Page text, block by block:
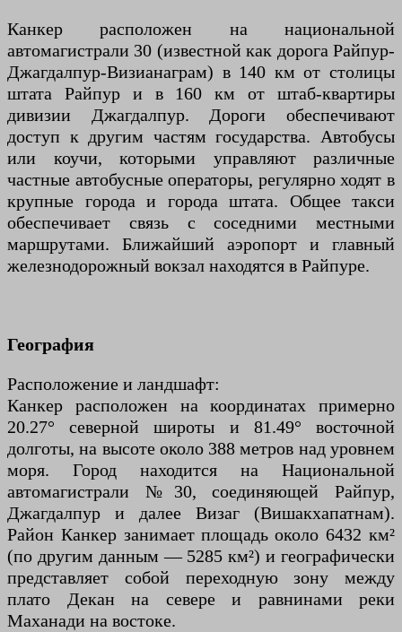
Канкер расположен на национальной
автомагистрали 30 (известной как дорога Райпур-
Джагдалпур-Визианаграм) в 140 км от столицы
штата Райпур и в 160 км от штаб-квартиры
дивизии Джагдалпур. Дороги обеспечивают
доступ к другим частям государства. Автобусы
или коучи, которыми управляют различные
частные автобусные операторы, регулярно ходят в
крупные города и города штата. Общее такси
обеспечивает связь с соседними местными
маршрутами. Ближайший аэропорт и главный
железнодорожный вокзал находятся в Райпуре.
География
Расположение и ландшафт:
Канкер расположен на координатах примерно
20.27° северной широты и 81.49° восточной
долготы, на высоте около 388 метров над уровнем
моря. Город находится на Национальной
автомагистрали №30, соединяющей Райпур,
Джагдалпур и далее Визаг (Вишакхапатнам).
Район Канкер занимает площадь около 6432 км²
(по другим данным — 5285 км²) и географически
представляет собой переходную зону между
плато Декан на севере и равнинами реки
Маханади на востоке.